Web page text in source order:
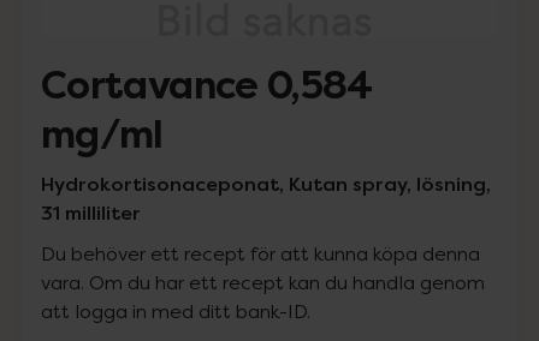
Cortavance 0,584
mg/ml
Hydrokortisonaceponat, Kutan spray, lösning,
31 milliliter
Du behöver ett recept för att kunna köpa denna
vara. Om du har ett recept kan du handla genom
att logga in med ditt bank-ID.